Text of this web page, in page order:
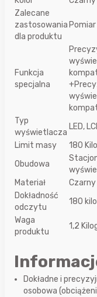
Zalecane
zastosowania
dla produktu
Funkcja
specjalna
Typ
wyświetlacza
LED,
Limit masy
180
Obudowa
Materiał
Czarny
Dokładność
odczytu
180
Waga
produktu
1,2
Dokładne i
osobowa